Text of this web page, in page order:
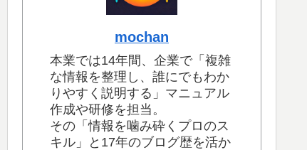
mochan
本業では14年間、企業で「複雑
な情報を整理し、誰にでもわか
りやすく説明する」マニュアル
作成や研修を担当。
その「情報を噛み砕くプロのス
キル」と17年のブログ歴を活か